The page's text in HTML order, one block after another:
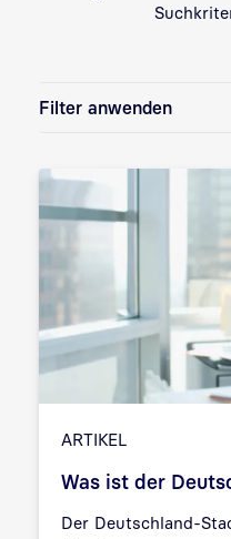
Filter anwenden
ARTIKEL
Was ist der
Der Deutschland-